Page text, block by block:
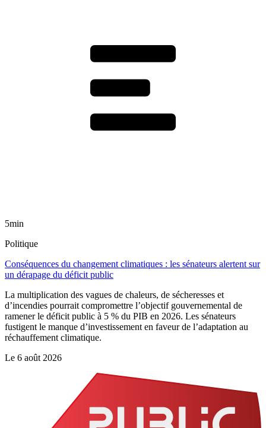
5min
Politique
Conséquences du changement climatiques : les sénateurs alertent sur
un dérapage du déficit public
La multiplication des vagues de chaleurs, de sécheresses et
d’incendies pourrait compromettre l’objectif gouvernemental de
ramener le déficit public à 5 % du PIB en 2026. Les sénateurs
fustigent le manque d’investissement en faveur de l’adaptation au
réchauffement climatique.
Le 6 août 2026